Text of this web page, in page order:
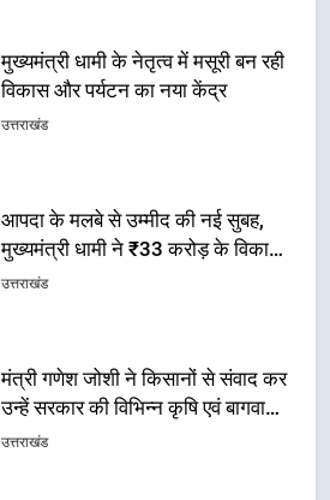
आपदा के मलबे से उम्मीद की नई सुबह,
मुख्यमंत्री धामी ने ₹33 करोड़ के विकास
और राहत कार्यों से धराली को फिर खड़ा
उत्तराखंड
मंत्री गणेश जोशी ने किसानों से संवाद कर
उन्हें सरकार की विभिन्न कृषि एवं बागवानी
योजनाओं का अधिक से अधिक लाभ उठाने
उत्तराखंड
खेल मंत्री रेखा आर्या ने देवभूमि से बुलंद
किया 2036 ओलंपिक मेजबानी का संकल्प
उत्तराखंड